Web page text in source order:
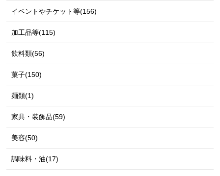
イベントやチケット等(156)
加工品等(115)
飲料類(56)
菓子(150)
麺類(1)
家具・装飾品(59)
美容(50)
調味料・油(17)